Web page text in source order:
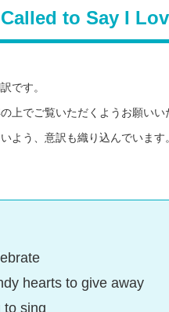
to Say I
です。
上でご覧いただくようお願いい
よう、意訳も織り込んでいます。
hearts to give away
to sing